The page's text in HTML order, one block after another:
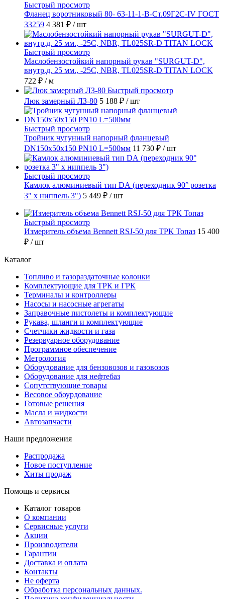
Быстрый просмотр
Фланец воротниковый 80- 63-11-1-B-Ст.09Г2С-IV ГОСТ
33259 4 381 ₽ / шт
Быстрый просмотр
Маслобензостойкий напорный рукав "SURGUT-D",
внутр.д. 25 мм., -25C, NBR, TL025SR-D TITAN LOCK
722 ₽ / м
Быстрый просмотр
Люк замерный ЛЗ-80 5 188 ₽ / шт
Быстрый просмотр
Тройник чугунный напорный фланцевый
DN150х50х150 PN10 L=500мм 11 730 ₽ / шт
Быстрый просмотр
Камлок алюминиевый тип DА (переходник 90° розетка
3" х ниппель 3") 5 449 ₽ / шт
Быстрый просмотр
Измеритель объема Bennett RSJ-50 для ТРК Топаз 15 400
₽ / шт
Каталог
Топливо и газораздаточные колонки
Комплектующие для ТРК и ГРК
Терминалы и контроллеры
Насосы и насосные агрегаты
Заправочные пистолеты и комплектующие
Рукава, шланги и комплектующие
Счетчики жидкости и газа
Резервуарное оборудование
Программное обеспечение
Метрология
Оборудование для бензовозов и газовозов
Оборудование для нефтебаз
Сопутствующие товары
Весовое обоурдование
Готовые решения
Масла и жидкости
Автозапчасти
Наши предложения
Распродажа
Новое поступление
Хиты продаж
Помощь и сервисы
Каталог товаров
О компании
Сервисные услуги
Акции
Производители
Гарантии
Доставка и оплата
Контакты
Не оферта
Обработка персональных данных.